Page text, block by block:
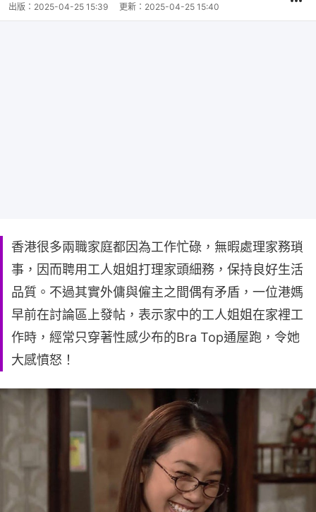
出版： 2025-04-25 15:39 更新： 2025-04-25 15:40
香港很多兩職家庭都因為工作忙碌，無暇處理家務瑣
事，因而聘用工人姐姐打理家頭細務，保持良好生活
品質。不過其實外傭與僱主之間偶有矛盾，一位港媽
早前在討論區上發帖，表示家中的工人姐姐在家裡工
作時，經常只穿著性感少布的Bra Top通屋跑，令她
大感憤怒！